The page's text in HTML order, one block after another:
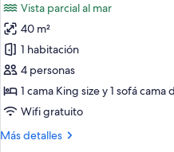
King
size,
vista
al
océano
fotos
de
Estudio
familiar,
1
cama
size
Vista parcial al mar
40 m²
1 habitación
4 personas
1 cama King size y 1 sofá cama
Wifi gratuito
Más detalles
Más